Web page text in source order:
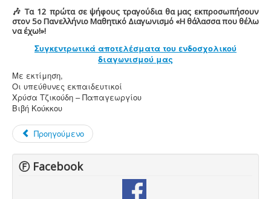
🎶Τα 12 πρώτα σε ψήφους τραγούδια θα μας εκπροσωπήσουν
στον 5ο Πανελλήνιο Μαθητικό Διαγωνισμό «Η θάλασσα που θέλω
να έχω!»!
Συγκεντρωτικά αποτελέσματα του ενδοσχολικού
διαγωνισμού μας
Με εκτίμηση,
Οι υπεύθυνες εκπαιδευτικοί
Χρύσα Τζικούδη – Παπαγεωργίου
Βιβή Κούκκου
Προηγούμενο
Ⓕ Facebook